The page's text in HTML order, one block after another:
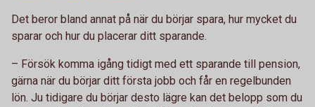
Det beror bland annat på när du börjar spara, hur mycket du
sparar och hur du placerar ditt sparande.
– Försök komma igång tidigt med ett sparande till pension,
gärna när du börjar ditt första jobb och får en regelbunden
lön. Ju tidigare du börjar desto lägre kan det belopp som du